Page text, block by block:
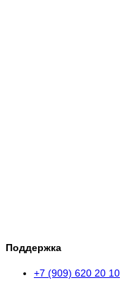
Поддержка
+7 (909) 620 20 10